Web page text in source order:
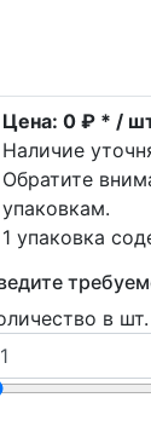
Цена: 0 ₽ * /
Наличие
Обратите
упаковкам.
1 упаковка
в шт.